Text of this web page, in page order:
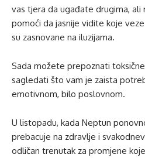
vas tjera da ugađate drugima,
pomoći da jasnije vidite koje
su zasnovane na iluzijama.
Sada možete prepoznati
sagledati što vam je zaista
emotivnom, bilo poslovnom.
U listopadu, kada Neptun
prebacuje na zdravlje i
odličan trenutak za promjene